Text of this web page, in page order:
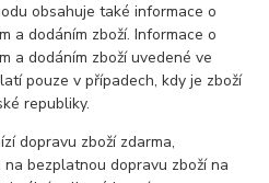
obsahuje také informace o
a dodáním zboží. Informace o
a dodáním zboží uvedené ve
pouze v případech, kdy je zboží
republiky.
dopravu zboží zdarma,
bezplatnou dopravu zboží na